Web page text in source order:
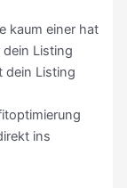
kaum einer hat
Listing
dein Listing
ins